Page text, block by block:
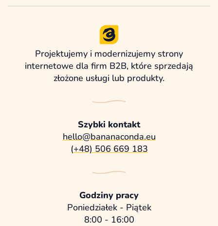
Projektujemy i modernizujemy strony
internetowe dla firm B2B, które sprzedają
złożone usługi lub produkty.
Szybki kontakt
hello@bananaconda.eu
(+48) 506 669 183
Godziny pracy
Poniedziałek - Piątek
8:00 - 16:00